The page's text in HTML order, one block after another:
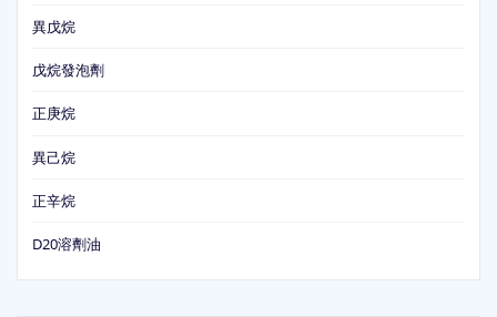
異戊烷
戊烷發泡劑
正庚烷
異己烷
正辛烷
D20溶劑油